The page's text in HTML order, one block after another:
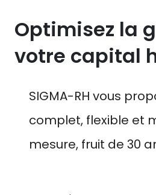
Optimisez la
votre capital
SIGMA-RH vous
complet, flexible et
mesure, fruit de 30